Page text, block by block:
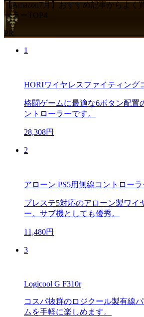
【Amazon7月】おすすめ記事からよく
ーラーTOP4
PR
1
HORIワイヤレスファイティング
格闘ゲームに最適な6ボタン配置
ントローラーです。
28,308円
2
アローン PS5用無線コントローラ
プレステ5対応のアローン製ワイ
ー。サブ機としても優秀。
11,480円
3
Logicool G F310r
コスパ抜群のロジクール製有線
ムを手軽に楽しめます。